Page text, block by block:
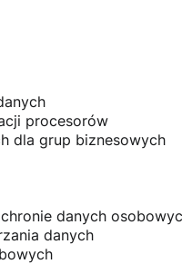
procesorów
dla grup biznesowych
danych
danych